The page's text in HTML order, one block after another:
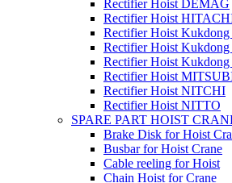
Rectifier Hoist DEMAG
Rectifier Hoist
Rectifier Hoist
Rectifier Hoist Kukdong
Rectifier Hoist Kukdong
Rectifier Hoist
Rectifier Hoist NITCHI
Rectifier Hoist NITTO
SPARE PART HOIST
Brake Disk for Hoist
Busbar for Hoist Crane
Cable reeling for Hoist
Chain Hoist for Crane